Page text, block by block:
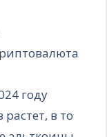
году
в то